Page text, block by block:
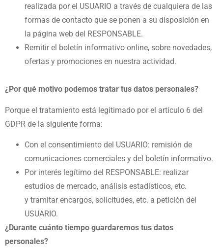
realizada por el USUARIO a través de cualquiera de las
formas de contacto que se ponen a su disposición en
la página web del RESPONSABLE.
Remitir el boletín informativo online, sobre novedades,
ofertas y promociones en nuestra actividad.
¿Por qué motivo podemos tratar tus datos personales?
Porque el tratamiento está legitimado por el artículo 6 del
GDPR de la siguiente forma:
Con el consentimiento del USUARIO: remisión de
comunicaciones comerciales y del boletín informativo.
Por interés legítimo del RESPONSABLE: realizar
estudios de mercado, análisis estadísticos, etc.
y tramitar encargos, solicitudes, etc. a petición del
USUARIO.
¿Durante cuánto tiempo guardaremos tus datos
personales?